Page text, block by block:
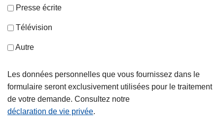
Presse écrite
Télévision
Autre
Les données personnelles que vous fournissez dans le
formulaire seront exclusivement utilisées pour le traitement
de votre demande. Consultez notre
déclaration de vie privée.